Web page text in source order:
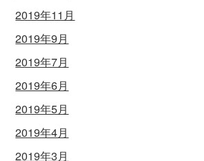
2019年11月
2019年9月
2019年7月
2019年6月
2019年5月
2019年4月
2019年3月